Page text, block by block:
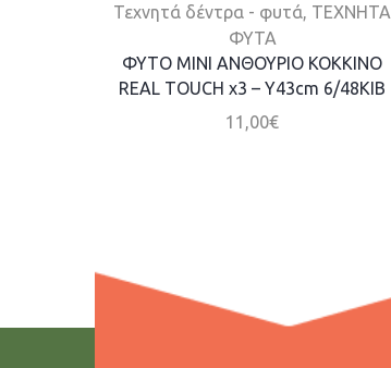
Τεχνητά δέντρα - φυτά, ΤΕΧΝΗΤΑ
ΦΥΤΑ
ΦΥΤΟ ΜΙΝΙ ΑΝΘΟΥΡΙΟ KOKKINO
REAL TOUCH x3 – Y43cm 6/48KIB
11,00€